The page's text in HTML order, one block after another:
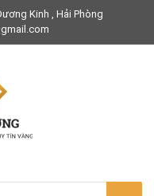
Kinh , Hải Phòng